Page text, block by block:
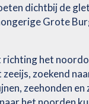
dichtbij de
Grote
richting het
zeeijs, zoekend
zeehonden en